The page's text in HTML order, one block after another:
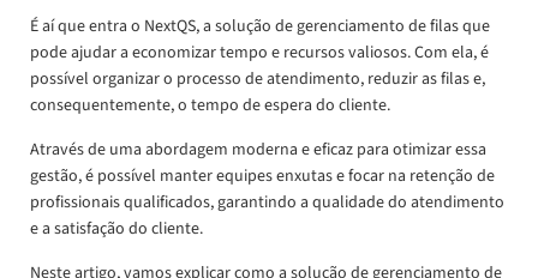
É aí que entra o NextQS, a solução de gerenciamento de filas que
pode ajudar a economizar tempo e recursos valiosos. Com ela, é
possível organizar o processo de atendimento, reduzir as filas e,
consequentemente, o tempo de espera do cliente.
Através de uma abordagem moderna e eficaz para otimizar essa
gestão, é possível manter equipes enxutas e focar na retenção de
profissionais qualificados, garantindo a qualidade do atendimento
e a satisfação do cliente.
Neste artigo, vamos explicar como a solução de gerenciamento de